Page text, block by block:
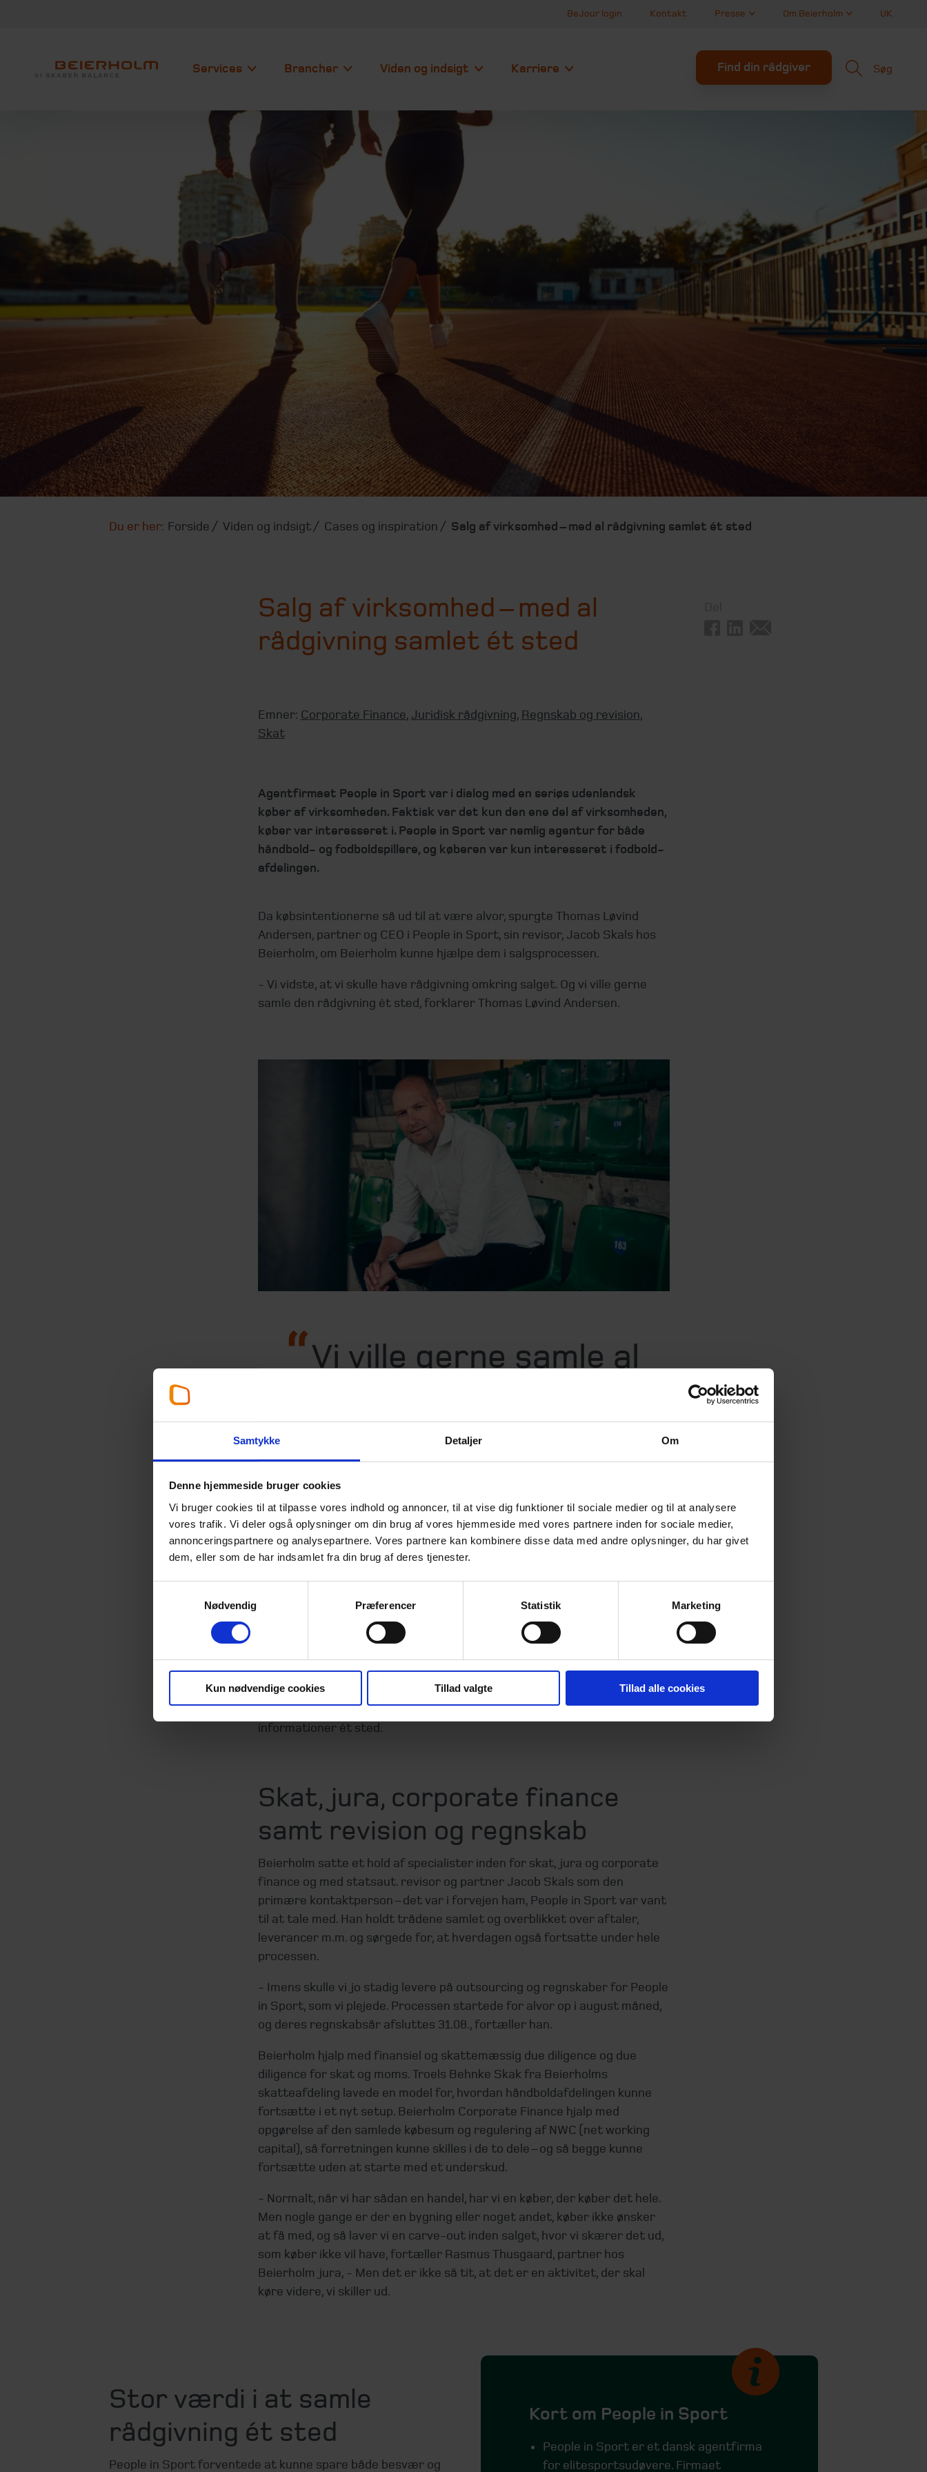
Samtykke Detaljer Om
Denne hjemmeside bruger cookies
Vi bruger cookies til at tilpasse vores indhold og annoncer, til at vise dig funktioner til sociale medier og til at analysere
vores trafik. Vi deler også oplysninger om din brug af vores hjemmeside med vores partnere inden for sociale medier,
annonceringspartnere og analysepartnere. Vores partnere kan kombinere disse data med andre oplysninger, du har givet
dem, eller som de har indsamlet fra din brug af deres tjenester.
Nødvendig
Præferencer Statistik Marketing
Kun nødvendige cookies Tillad valgte Tillad alle cookies
BeJour login Kontakt Presse Om Beierholm UK
Services Brancher Viden og indsigt Karriere Find din rådgiver Søg
Du er her: Forside Viden og indsigt Cases og inspiration Salg af virksomhed – med al rådgivning samlet ét sted
Salg af virksomhed – med al
rådgivning samlet ét sted
Emner: Corporate Finance, Juridisk rådgivning, Regnskab og revision,
Skat
Agentfirmaet People in Sport var i dialog med en seriøs udenlandsk
køber af virksomheden. Faktisk var det kun den ene del af virksomheden,
køber var interesseret i. People in Sport var nemlig agentur for både
håndbold- og fodboldspillere, og køberen var kun interesseret i fodbold-
afdelingen.
Da købsintentionerne så ud til at være alvor, spurgte Thomas Løvind
Andersen, partner og CEO i People in Sport, sin revisor, Jacob Skals hos
Beierholm, om Beierholm kunne hjælpe dem i salgsprocessen.
- Vi vidste, at vi skulle have rådgivning omkring salget. Og vi ville gerne
samle den rådgivning ét sted, forklarer Thomas Løvind Andersen.
Vi ville gerne samle al
Thomas Løvind Andersen, partner og CEO, People in Sport
nære rådgivere, som kendte virksomheden bedst. People in Sport havde
nemlig været kunde hos Beierholm i flere år og undervejs fået hjælp til
både revision, regnskab og outsourcing af bogholderi og moms samt øvrig
Thomas Løvind Andersen indrømmer, at han på det tidspunkt ikke var helt
klar over, hvor omfattende et rådgivningstilbud, Beierholm har:
services fandtes internt hos Beierholm. Men vi følte, at vi kunne undgå at
bruge en masse tid på at sætte folk sammen – og vi ville spare os for
opdateringer på tværs – hvis vi havde én primær rådgiver og alle
informationer ét sted.
Skat, jura, corporate finance
samt revision og regnskab
Beierholm satte et hold af specialister inden for skat, jura og corporate
finance og med statsaut. revisor og partner Jacob Skals som den
primære kontaktperson – det var i forvejen ham, People in Sport var vant
til at tale med. Han holdt trådene samlet og overblikket over aftaler,
leverancer m.m. og sørgede for, at hverdagen også fortsatte under hele
processen.
- Imens skulle vi jo stadig levere på outsourcing og regnskaber for People
in Sport, som vi plejede. Processen startede for alvor op i august måned,
og deres regnskabsår afsluttes 31.08., fortæller han.
Beierholm hjalp med finansiel og skattemæssig due diligence og due
diligence for skat og moms. Troels Behnke Skak fra Beierholms
skatteafdeling lavede en model for, hvordan håndboldafdelingen kunne
fortsætte i et nyt setup. Beierholm Corporate Finance hjalp med
opgørelse af den samlede købesum og regulering af NWC (net working
capital), så forretningen kunne skilles i de to dele – og så begge kunne
fortsætte uden at starte med et underskud.
- Normalt, når vi har sådan en handel, har vi en køber, der køber det hele.
Men nogle gange er der en bygning eller noget andet, køber ikke ønsker
at få med, og så laver vi en carve-out inden salget, hvor vi skærer det ud,
som køber ikke vil have, fortæller Rasmus Thusgaard, partner hos
Beierholm jura, - Men det er ikke så tit, at det er en aktivitet, der skal
køre videre, vi skiller ud.
Stor værdi i at samle
rådgivning ét sted
People in Sport forventede at kunne spare både besvær og
Kort om People in Sport
People in Sport er et dansk agentfirma
for elitesportsudøvere. Firmaet